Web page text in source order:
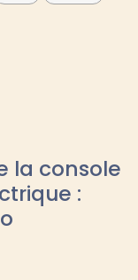
la console
: